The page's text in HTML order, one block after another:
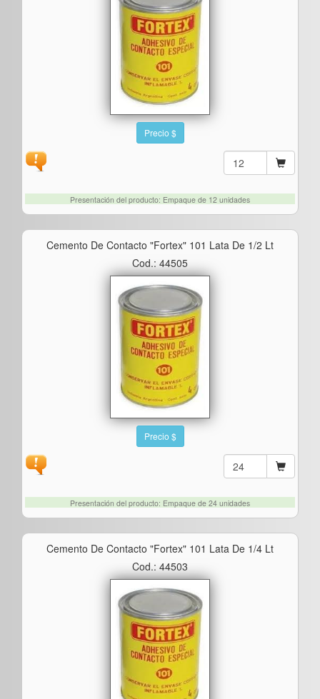
Precio $
Presentación del producto: Empaque de 12 unidades
Cemento De Contacto "fortex" 101 Lata De 1/2 Lt
Cod.: 44505
Precio $
Presentación del producto: Empaque de 24 unidades
Cemento De Contacto "fortex" 101 Lata De 1/4 Lt
Cod.: 44503